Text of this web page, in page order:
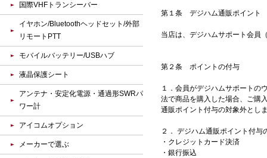
第１条 デジハム通販ポイント
当店は、デジハムサポート会員
第２条 ポイントの付与
１．会員がデジハムサポートの
法で商品を購入した場合、ご購
通販ポイント付与の対象外とし
２． デジハム通販ポイント付
・クレジットカード決済
・銀行振込
国際VHFトランシーバー
イヤホン/Bluetoothヘッドセット/外部
リモートPTT
モバイルバッテリー/USBハブ
液晶保護シート
アンテナ・安定化電源・通過形SWRパ
ワー計
アイコムオプション
メーカーで選ぶ